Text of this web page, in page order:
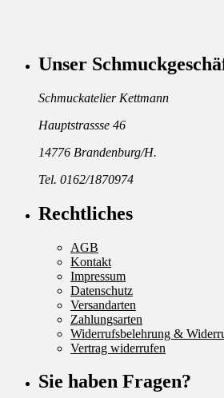
Unser
Schmuckatelier Kettmann
Hauptstrassse 46
14776 Brandenburg/H.
Tel. 0162/1870974
Rechtliches
AGB
Kontakt
Impressum
Datenschutz
Versandarten
Zahlungsarten
Widerrufsbelehrung &
Vertrag widerrufen
Sie haben Fragen?